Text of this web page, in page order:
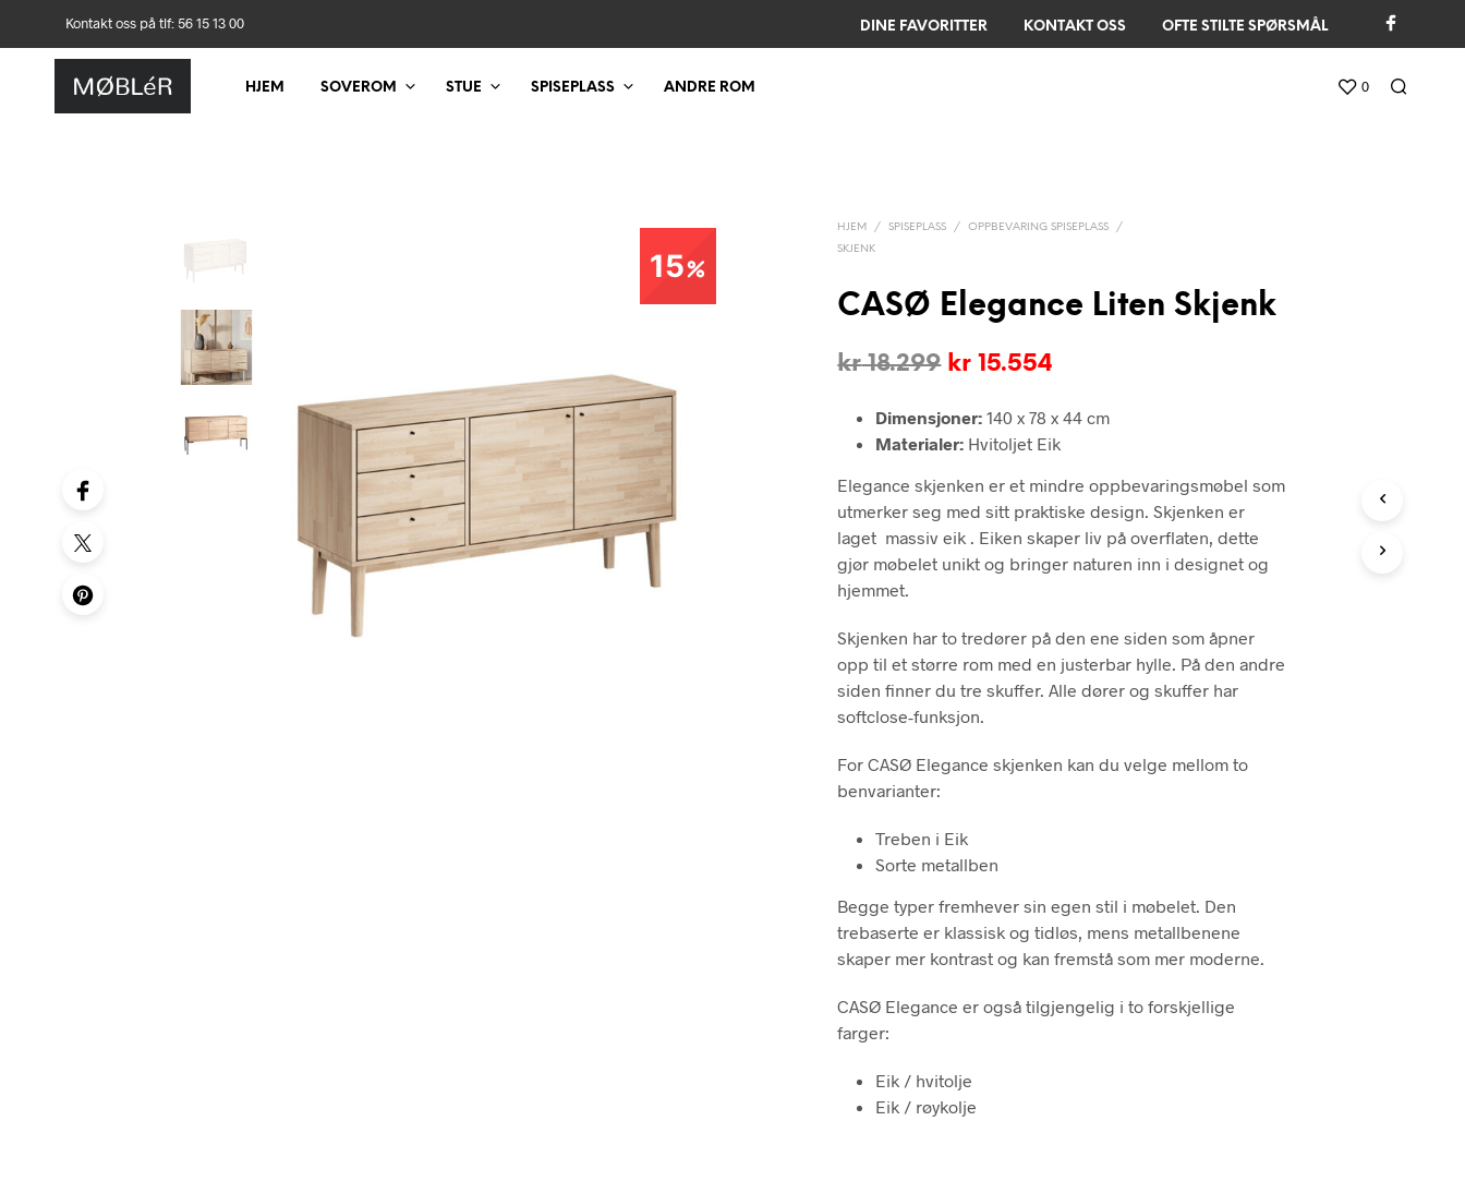
Kontakt oss på tlf: 56 15 13 00 DINE FAVORITTER KONTAKT OSS OFTE STILTE SPØRSMÅL
HJEM SOVEROM STUE SPISEPLASS ANDRE ROM 0
15
HJEM / SPISEPLASS / OPPBEVARING SPISEPLASS
/
SKJENK
CASØ Elegance Liten Skjenk
kr18.299 Opprinnelig
var:
kr 15.554
er:
Dimensjoner: 140 x 78 x 44 cm
Materialer: Hvitoljet Eik
Elegance skjenken er et mindre oppbevaringsmøbel som
utmerker seg med sitt praktiske design. Skjenken er
laget massiv eik . Eiken skaper liv på overflaten, dette
gjør møbelet unikt og bringer naturen inn i designet og
hjemmet.
Skjenken har to tredører på den ene siden som åpner
opp til et større rom med en justerbar hylle. På den andre
siden finner du tre skuffer. Alle dører og skuffer har
softclose-funksjon.
For CASØ Elegance skjenken kan du velge mellom to
benvarianter:
Treben i Eik
Sorte metallben
Begge typer fremhever sin egen stil i møbelet. Den
trebaserte er klassisk og tidløs, mens metallbenene
skaper mer kontrast og kan fremstå som mer moderne.
CASØ Elegance er også tilgjengelig i to forskjellige
farger:
Eik / hvitolje
Eik / røykolje